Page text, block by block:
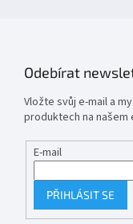
Odebírat
Vložte svůj e-mail a
produktech na našem
E-mail
PŘIHLÁSIT SE